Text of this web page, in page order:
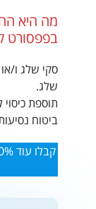
מה היא
בפפסורט
סקי שלג ו/
שלג.
תוספת
ביטוח נסיעות